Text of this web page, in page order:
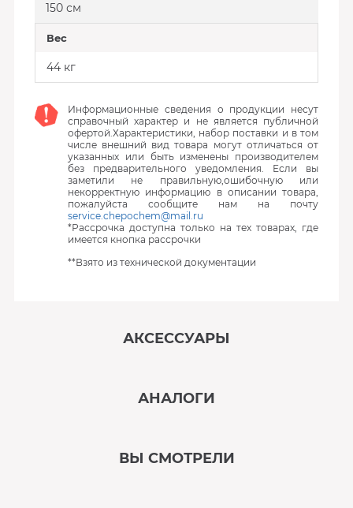
150 см
Вес
44 кг
Информационные сведения о продукции несут
справочный характер и не является публичной
офертой.Характеристики, набор поставки и в том
числе внешний вид товара могут отличаться от
указанных или быть изменены производителем
без предварительного уведомления. Если вы
заметили не правильную,ошибочную или
некорректную информацию в описании товара,
пожалуйста сообщите нам на почту
service.chepochem@mail.ru
*Рассрочка доступна только на тех товарах, где
имеется кнопка рассрочки
**Взято из технической документации
АКСЕССУАРЫ
АНАЛОГИ
ВЫ СМОТРЕЛИ